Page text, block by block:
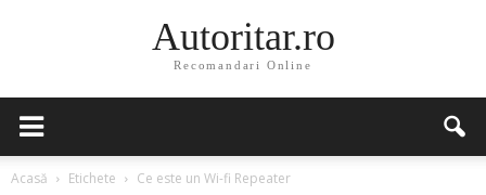
Autoritar.ro
Recomandari Online
Acasă Etichete Ce este un Wi-fi Repeater